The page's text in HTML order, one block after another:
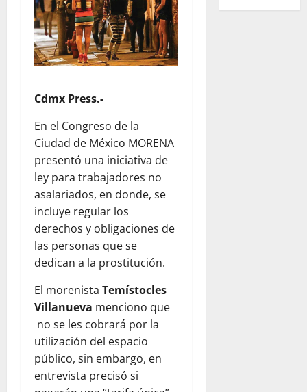
Cdmx Press.-
En el Congreso de la
Ciudad de México MORENA
presentó una iniciativa de
ley para trabajadores no
asalariados, en donde, se
incluye regular los
derechos y obligaciones de
las personas que se
dedican a la prostitución.
El morenista Temístocles
Villanueva menciono que
no se les cobrará por la
utilización del espacio
público, sin embargo, en
entrevista precisó si